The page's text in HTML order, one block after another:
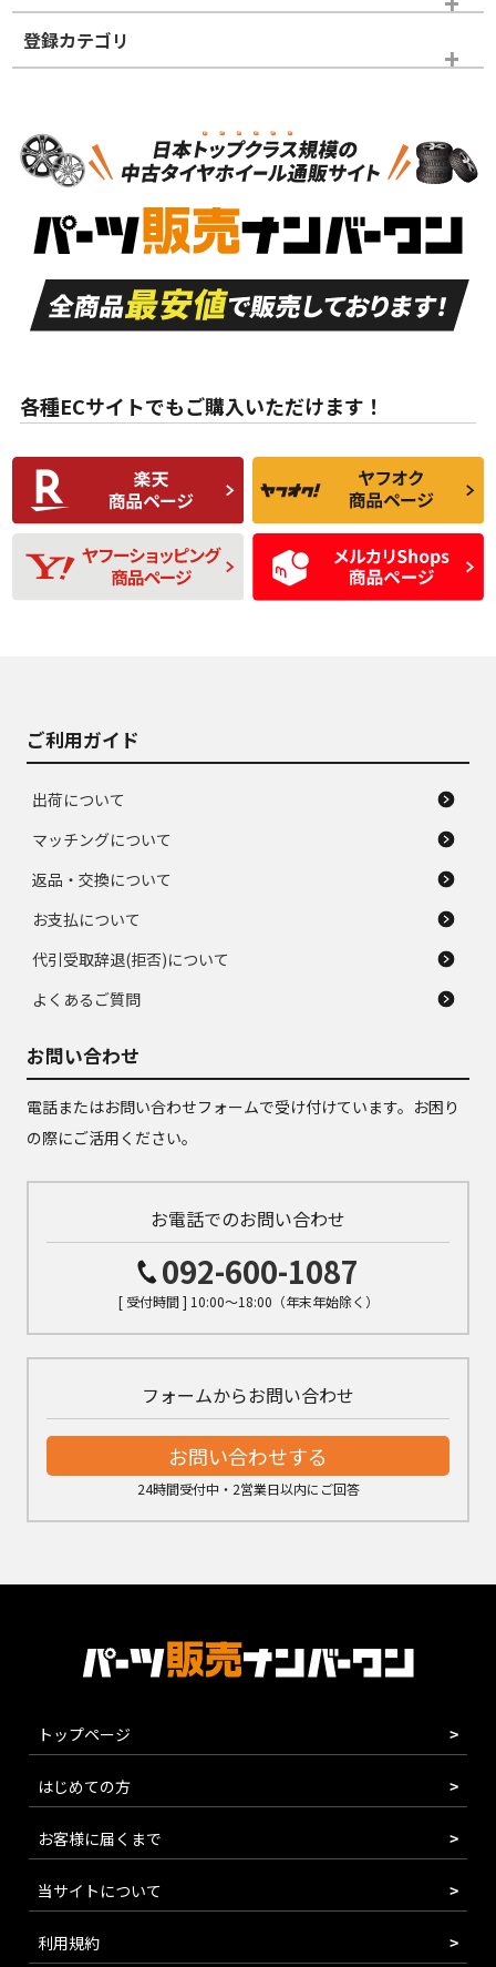
ホイールランク
S
品）
S
新車外し品（新古
付き
A
走行距離も少なく、
目立つ傷もほとんど
ない中古品
A
走行距離も少なく、
非常に状態の良い中
古品
な中古品
んどない中古品
C
比較的きれいな中古
品
C
られるが、使用に問
題のない中古品
D
使用感や目立つ傷が
あり、一般的な中古
品
D
残り溝も少なく、偏
磨耗がみられ、短期
間使用できるくらい
の中古品
登録カテゴリ
スタッドレスタイヤのみ
各種ECサイトでもご購入いただけます！
ご利用ガイド
出荷について
マッチングについて
返品・交換について
お支払について
代引受取辞退(拒否)について
よくあるご質問
お問い合わせ
電話またはお問い合わせフォームで受け付けています。お困り
の際にご活用ください。
お電話でのお問い合わせ
092-600-1087
[ 受付時間 ] 10:00～18:00（年末年始除く）
フォームからお問い合わせ
お問い合わせする
24時間受付中・2営業日以内にご回答
トップページ
はじめての方
お客様に届くまで
当サイトについて
利用規約